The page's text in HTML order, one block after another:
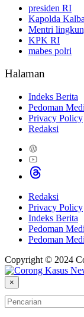
presiden RI
Kapolda
Mentri
KPK RI
mabes polri
Halaman
Indeks Berita
Pedoman
Privacy Policy
Redaksi
Redaksi
Privacy Policy
Indeks Berita
Pedoman
Pedoman
Copyright © 2024
×